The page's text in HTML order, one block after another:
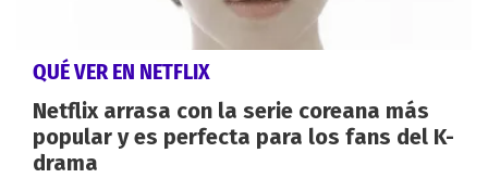
QUÉ VER EN NETFLIX
Netflix arrasa con la serie coreana más
popular y es perfecta para los fans del K-
drama